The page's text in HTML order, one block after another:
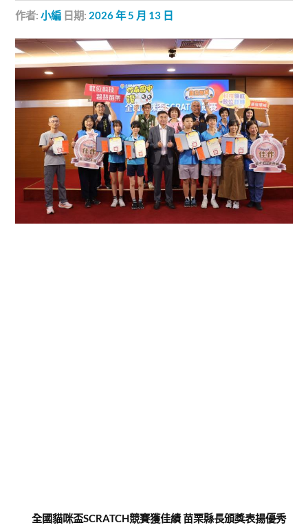
作者:小編 日期: 2026 年 5 月 13 日
全國貓咪盃SCRATCH競賽獲佳績 苗栗縣長頒獎表揚優秀